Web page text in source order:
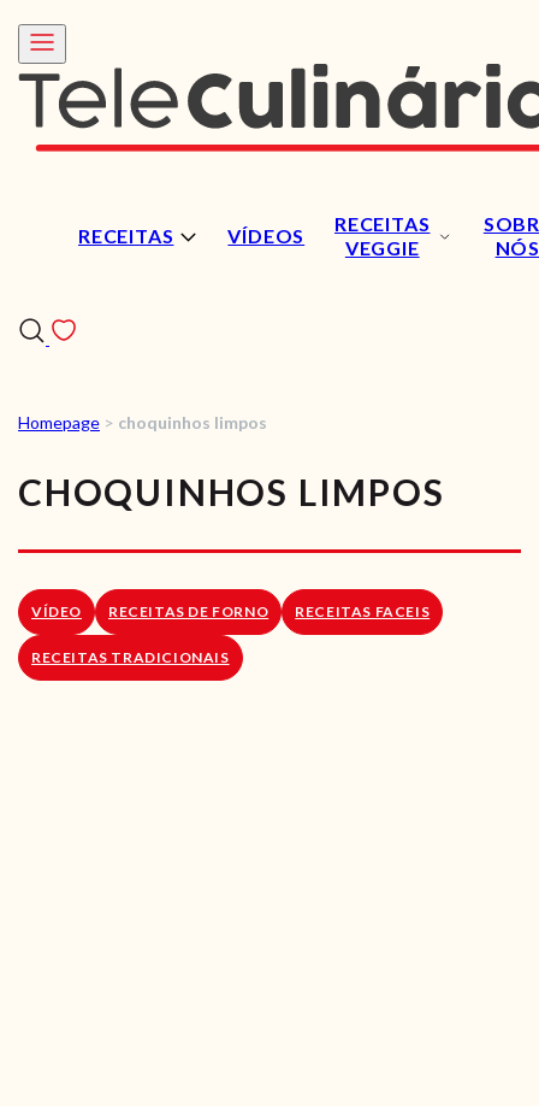
RECEITAS VÍDEOS
RECEITAS
VEGGIE
NÓS
RECEITAS
VÍDEOS
RECEITAS VEGGIE
SOBRE NÓS
LOJA ONLINE
Homepage > choquinhos limpos
CHOQUINHOS LIMPOS
VÍDEO RECEITAS DE FORNO RECEITAS FACEIS
RECEITAS TRADICIONAIS